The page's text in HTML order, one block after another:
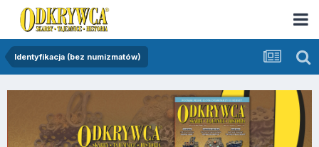
Identyfikacja (bez numizmatów)